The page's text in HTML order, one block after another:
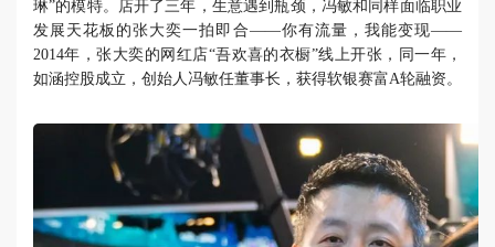
琳”的模特。店开了三年，生意遇到瓶颈，冯敏和同样面临职业
发展天花板的张大奕一拍即合——你有流量，我能变现——
2014年，张大奕的网红店“吾欢喜的衣橱”线上开张，同一年，
如涵控股成立，创始人冯敏任董事长，获得软银赛富A轮融资。